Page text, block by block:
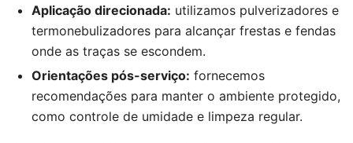
Aplicação direcionada: utilizamos pulverizadores e
termonebulizadores para alcançar frestas e fendas
onde as traças se escondem.
Orientações pós-serviço: fornecemos
recomendações para manter o ambiente protegido,
como controle de umidade e limpeza regular.